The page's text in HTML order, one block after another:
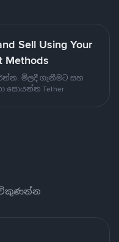
Sell Using Your
Methods
මිලදී ගැනීමට සහ
සොයන්න Tether
විකුණන්න